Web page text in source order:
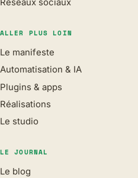
Réseaux sociaux
ALLER PLUS LOIN
Le manifeste
Automatisation & IA
Plugins & apps
Réalisations
Le studio
LE JOURNAL
Le blog